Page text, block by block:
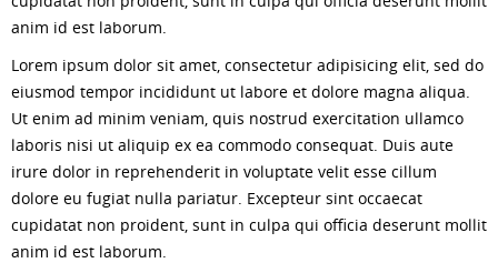
anim id est laborum.
Lorem ipsum dolor sit amet, consectetur adipisicing elit, sed do
eiusmod tempor incididunt ut labore et dolore magna aliqua.
Ut enim ad minim veniam, quis nostrud exercitation ullamco
laboris nisi ut aliquip ex ea commodo consequat. Duis aute
irure dolor in reprehenderit in voluptate velit esse cillum
dolore eu fugiat nulla pariatur. Excepteur sint occaecat
cupidatat non proident, sunt in culpa qui officia deserunt mollit
anim id est laborum.